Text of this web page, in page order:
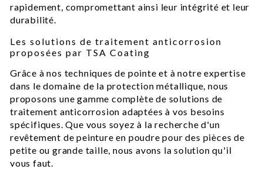
rapidement, compromettant ainsi leur intégrité et leur
durabilité.
Les solutions de traitement anticorrosion
proposées par TSA Coating
Grâce à nos techniques de pointe et à notre expertise
dans le domaine de la protection métallique, nous
proposons une gamme complète de solutions de
traitement anticorrosion adaptées à vos besoins
spécifiques. Que vous soyez à la recherche d'un
revêtement de peinture en poudre pour des pièces de
petite ou grande taille, nous avons la solution qu'il
vous faut.